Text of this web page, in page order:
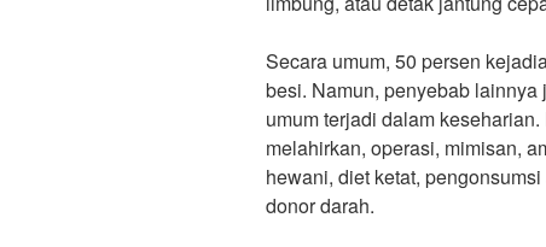
Secara umum, 50 persen
besi. Namun, penyebab
umum terjadi dalam
melahirkan, operasi, mimisan,
hewani, diet ketat,
donor darah.